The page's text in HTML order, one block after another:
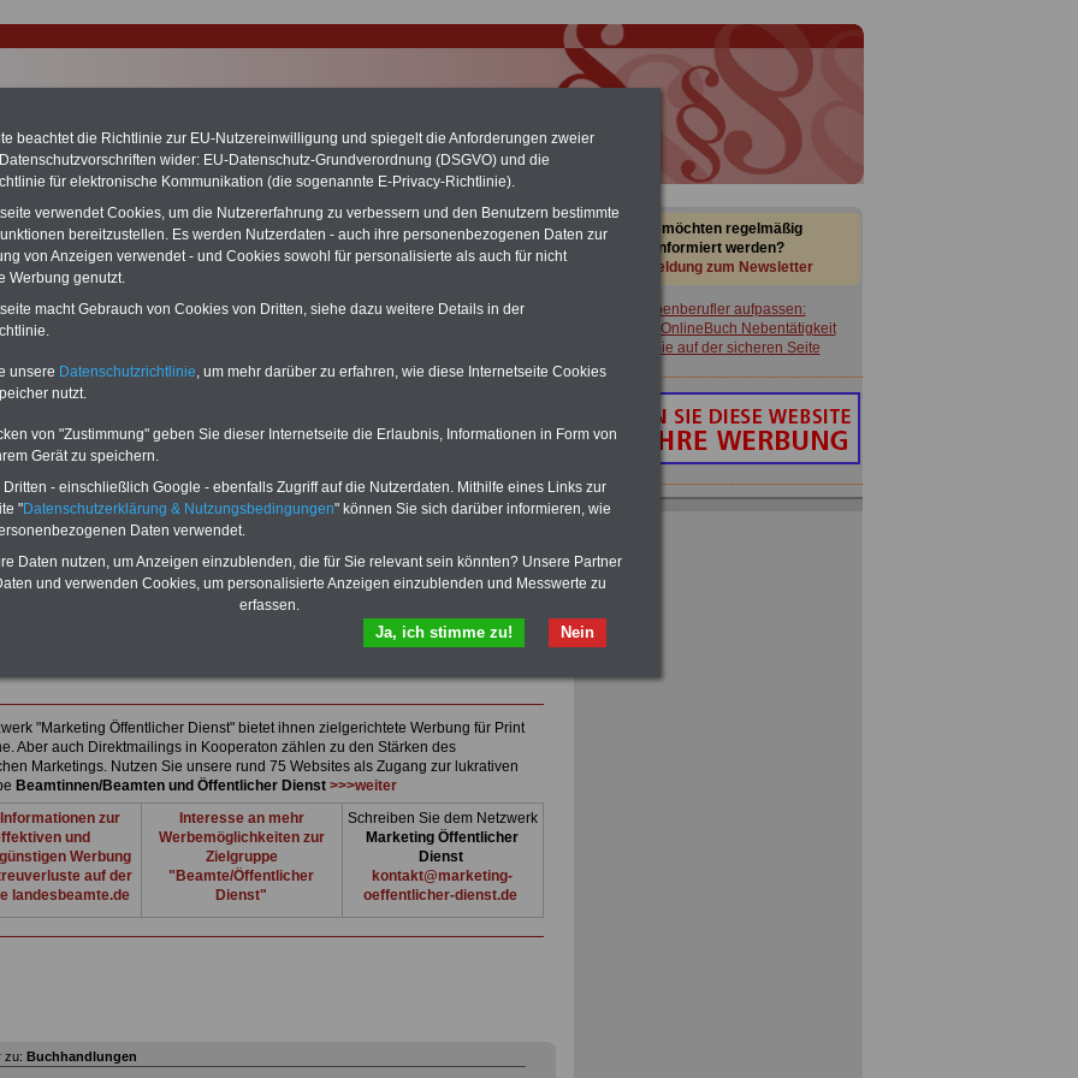
auch für Ruhestandsbeamte (zu geringe Alimentation)
hat die Berliner Landesbesoldung für verfassungs-
(Berlin muss bisMärz 2027 eine Neuregelung der Besoldung
Auch beim Bund (Beamte & Ruhestandsbeamte) gibt es teilweise
mind. 3.000 und 13.000 Euro, Der INFO-SERVICE gibt hierzu eine
heraus, die unmittelbar nach dem Beschluss des Gesetzentwurfs der
der Broschüre.
in Husum
finden Siehier
C.F. Delff
8
"Marketing Öffentlicher Dienst" bietet ihnen zielgerichtete Werbung für Print
Aber auch Direktmailings in Kooperaton zählen zu den Stärken des
Marketings. Nutzen Sie unsere rund 75 Websites als Zugang zur lukrativen
Beamtinnen/Beamten und Öffentlicher Dienst >>>weiter
zur
und
Werbung
auf der
landesbeamte.de
Interesse an mehr
Werbemöglichkeiten zur
Zielgruppe
"Beamte/Öffentlicher
Dienst"
Schreiben Sie dem Netzwerk
Marketing Öffentlicher
Dienst
kontakt@marketing-
oeffentlicher-dienst.de
zu: Buchhandlungen
Sie möchten regelmäßig
informiert werden?
Anmeldung zum Newsletter
Nebenberufler aufpassen:
mit dem OnlineBuch Nebentätigkeit
sind Sie auf der sicheren Seite
beachtet die Richtlinie zur EU-Nutzereinwilligung und spiegelt die Anforderungen zweier
wider: EU-Datenschutz-Grundverordnung (DSGVO) und die
für elektronische Kommunikation (die sogenannte E-Privacy-Richtlinie).
verwendet Cookies, um die Nutzererfahrung zu verbessern und den Benutzern bestimmte
bereitzustellen. Es werden Nutzerdaten - auch ihre personenbezogenen Daten zur
von Anzeigen verwendet - und Cookies sowohl für personalisierte als auch für nicht
Werbung genutzt.
macht Gebrauch von Cookies von Dritten, siehe dazu weitere Details in der
unsere Datenschutzrichtlinie, um mehr darüber zu erfahren, wie diese Internetseite Cookies
nutzt.
von "Zustimmung" geben Sie dieser Internetseite die Erlaubnis, Informationen in Form von
Gerät zu speichern.
- einschließlich Google - ebenfalls Zugriff auf die Nutzerdaten. Mithilfe eines Links zur
"Datenschutzerklärung & Nutzungsbedingungen" können Sie sich darüber informieren, wie
Daten verwendet.
Daten nutzen, um Anzeigen einzublenden, die für Sie relevant sein könnten? Unsere Partner
und verwenden Cookies, um personalisierte Anzeigen einzublenden und Messwerte zu
erfassen.
Nein
Ja, ich stimme zu!